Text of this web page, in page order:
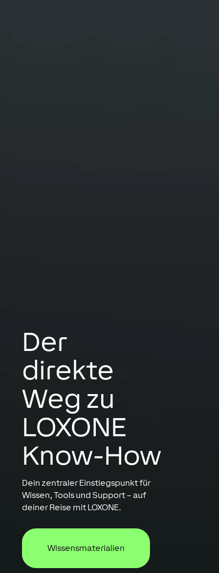
Der
direkte
Weg zu
LOXONE
Know-How
Dein zentraler Einstiegspunkt für
Wissen, Tools und Support – auf
deiner Reise mit LOXONE.
Wissensmaterialien